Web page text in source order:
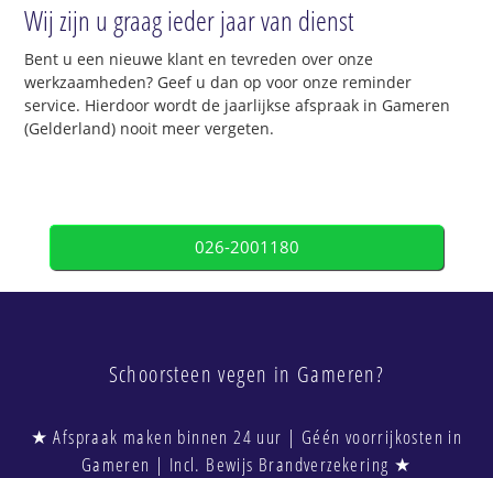
Wij zijn u graag ieder jaar van dienst
Bent u een nieuwe klant en tevreden over onze
werkzaamheden? Geef u dan op voor onze reminder
service. Hierdoor wordt de jaarlijkse afspraak in Gameren
(Gelderland) nooit meer vergeten.
026-2001180
Schoorsteen vegen in Gameren?
★ Afspraak maken binnen 24 uur | Géén voorrijkosten in
Gameren | Incl. Bewijs Brandverzekering ★